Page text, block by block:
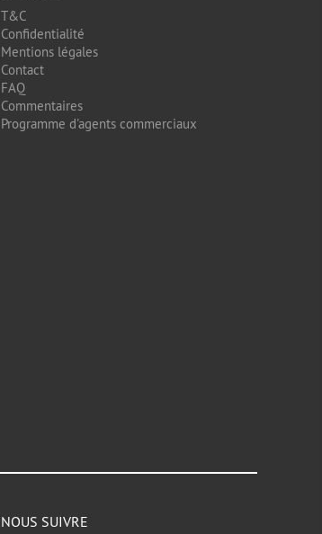
T&C
Confidentialité
Mentions légales
Contact
FAQ
Commentaires
Programme d'agents commerciaux
NOUS SUIVRE